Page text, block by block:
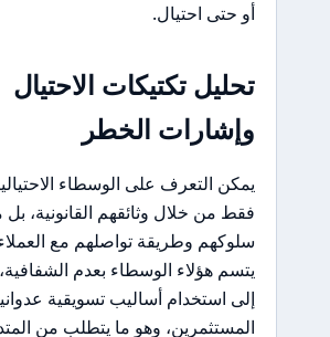
أو حتى احتيال.
تحليل تكتيكات الاحتيال
وإشارات الخطر
يمكن التعرف على الوسطاء
فقط من خلال وثائقهم القانونية،
سلوكهم وطريقة تواصلهم مع
يتسم هؤلاء الوسطاء بعدم
إلى استخدام أساليب تسويقية
المستثمرين، وهو ما يتطلب من